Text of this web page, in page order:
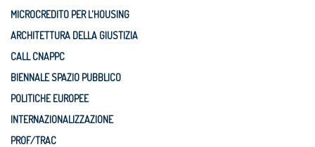
MICROCREDITO PER L'HOUSING
ARCHITETTURA DELLA GIUSTIZIA
CALL CNAPPC
BIENNALE SPAZIO PUBBLICO
POLITICHE EUROPEE
INTERNAZIONALIZZAZIONE
PROF/TRAC